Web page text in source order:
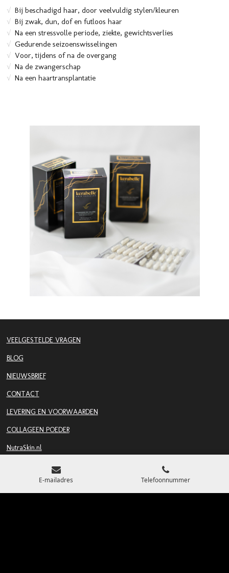
√ Bij beschadigd haar, door veelvuldig stylen/kleuren
√ Bij zwak, dun, dof en futloos haar
√ Na een stressvolle periode, ziekte, gewichtsverlies
√ Gedurende seizoenswisselingen
√Voor, tijdens of na de overgang
√ Na de zwangerschap
√ Na een haartransplantatie
VEELGESTELDE VRAGEN
BLOG
NIEUWSBRIEF
CONTACT
LEVERING EN VOORWAARDEN
COLLAGEEN POEDER
NutraSkin.nl
Kerabelle® is een merk van SIMM Pharma B.V.
E-mailadres Telefoonnummer